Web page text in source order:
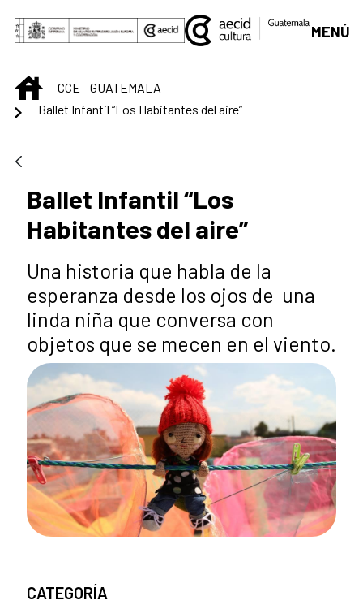
Saltar al contenido principal
MENÚ
INICIOCCE - GUATEMALA
Ballet Infantil “Los Habitantes del aire”
Ballet Infantil “Los
Habitantes del aire”
Una historia que habla de la
esperanza desde los ojos de una
linda niña que conversa con
objetos que se mecen en el viento.
CATEGORÍA